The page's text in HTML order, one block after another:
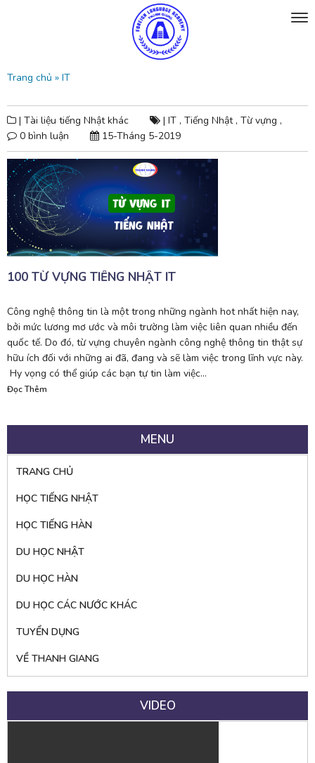
Trang chủ » IT
| Tài liệu tiếng Nhật khác | IT , Tiếng Nhật , Từ vựng ,
0 bình luận
15-Tháng 5-2019
100 TỪ VỰNG TIẾNG NHẬT IT
Công nghệ thông tin là một trong những ngành hot nhất hiện nay,
bởi mức lương mơ ước và môi trường làm việc liên quan nhiều đến
quốc tế. Do đó, từ vựng chuyên ngành công nghệ thông tin thật sự
hữu ích đối với những ai đã, đang và sẽ làm việc trong lĩnh vực này.
Hy vọng có thể giúp các bạn tự tin làm việc...
Đọc Thêm
MENU
TRANG CHỦ
HỌC TIẾNG NHẬT
HỌC TIẾNG HÀN
DU HỌC NHẬT
DU HỌC HÀN
DU HỌC CÁC NƯỚC KHÁC
TUYỂN DỤNG
VỀ THANH GIANG
VIDEO